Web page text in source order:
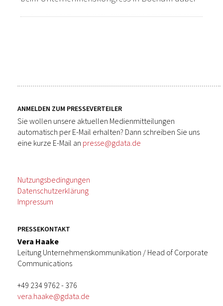
ANMELDEN ZUM PRESSEVERTEILER
Sie wollen unsere aktuellen Medienmitteilungen
automatisch per E-Mail erhalten? Dann schreiben Sie uns
eine kurze E-Mail an presse@gdata.de
Nutzungsbedingungen
Datenschutzerklärung
Impressum
PRESSEKONTAKT
Vera Haake
Leitung Unternehmenskommunikation / Head of Corporate
Communications
+49 234 9762 - 376
vera.haake@gdata.de